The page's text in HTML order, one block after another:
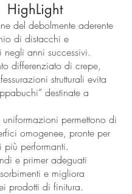
HighLight
del debolmente aderente
di distacchi e
negli anni successivi.
differenziato di crepe,
strutturali evita
destinate a
uniformazioni permettono di
omogenee, pronte per
più performanti.
e primer adeguati
e migliora
prodotti di finitura.